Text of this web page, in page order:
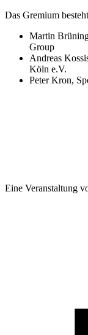
Das Gremium
Martin
Group
Andreas
Köln e.V.
Peter Kron,
Eine Veranstaltung